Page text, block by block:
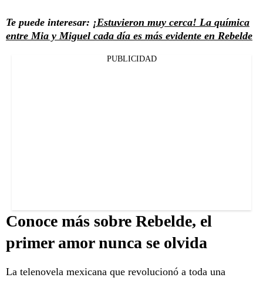
Te puede interesar: ¡Estuvieron muy cerca! La química
entre Mia y Miguel cada día es más evidente en Rebelde
PUBLICIDAD
Conoce más sobre Rebelde, el
primer amor nunca se olvida
La telenovela mexicana que revolucionó a toda una